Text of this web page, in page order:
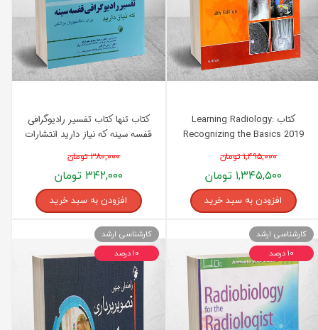
کتاب Learning Radiology:
Recognizing the Basics 2019
۱,۴۹۵,۰۰۰ تومان
۱,۳۴۵,۵۰۰ تومان
افزودن به سبد خرید
کتاب تنها کتاب تفسیر رادیوگرافی
قفسه سینه که نیاز دارید انتشارات
۳۸۰,۰۰۰ تومان
۳۴۲,۰۰۰ تومان
افزودن به سبد خرید
کارشناسی ارشد
۱۰ درصد
کارشناسی ارشد
۱۰ درصد